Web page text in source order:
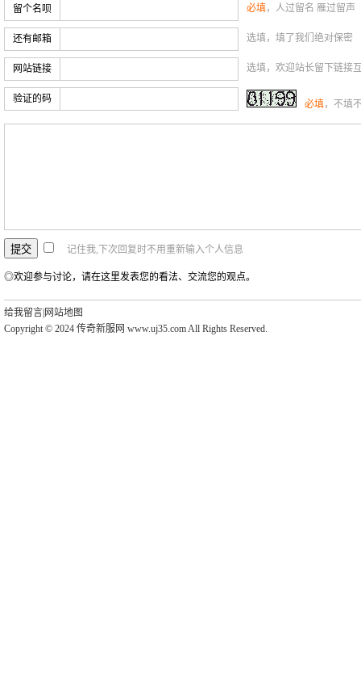
留个名呗 必填，人过留名 雁过留声
还有邮箱 选填，填了我们绝对保密
网站链接 选填，欢迎站长留下链接
验证的码 必填，不填
记住我,下次回复时不用重新输入个人信息
◎欢迎参与讨论，请在这里发表您的看法、交流您的观点。
给我留言 网站地图
Copyright © 2024 传奇新服网 www.uj35.com All Rights Reserved.